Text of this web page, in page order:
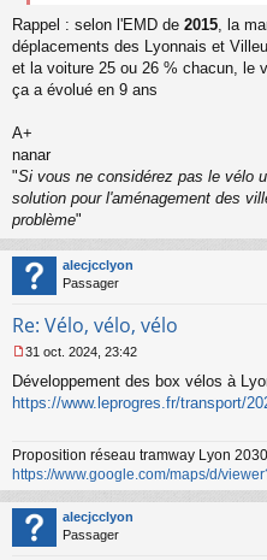
Rappel : selon l'EMD de 2015, la
déplacements des Lyonnais et
et la voiture 25 ou 26 % chacun, le
ça a évolué en 9 ans
A+
nanar
"Si vous ne considérez pas le vélo
solution pour l'aménagement des
problème"
alecjcclyon
Passager
Re: Vélo, vélo, vélo
e
s
g
e
n
o
n
l
31 oct. 2024, 23:42
Développement des box vélos à
https://www.leprogres.fr/transport/
Proposition réseau tramway Lyon
https://www.google.com/maps/d/
alecjcclyon
Passager